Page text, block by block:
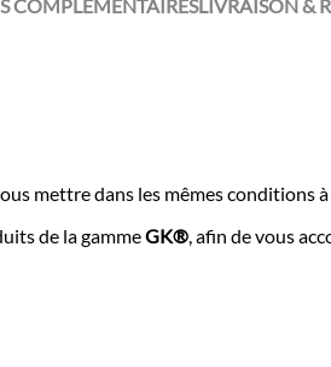
COMPLÉMENTAIRESLIVRAISON &
mettre dans les mêmes conditions
de la gammeGK®, afin de vous